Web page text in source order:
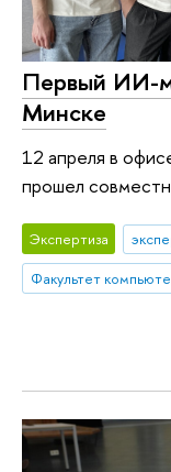
Первый ИИ-
Минске
12 апреля в
прошел
Экспертиза
Факультет